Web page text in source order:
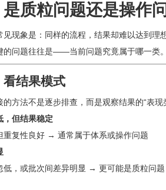
质粒问题还是操作
现象是：同样的流程，结果却难以达到
的问题往往是——当前问题究竟属于哪一类。
结果模式
方法不是逐步排查，而是观察结果的“表现
，但结果稳定
重复性良好 → 通常属于体系或操作问题
低，或批次间差异明显 → 更可能是质粒问题